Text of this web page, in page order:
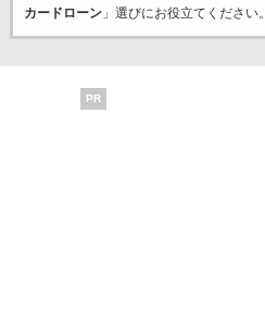
カードローン」選びにお役立てください。
PR